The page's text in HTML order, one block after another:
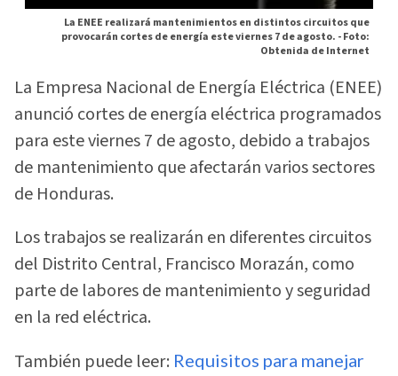
La ENEE realizará mantenimientos en distintos circuitos que
provocarán cortes de energía este viernes 7 de agosto. -Foto:
Obtenida de Internet
La Empresa Nacional de Energía Eléctrica (ENEE)
anunció cortes de energía eléctrica programados
para este viernes 7 de agosto, debido a trabajos
de mantenimiento que afectarán varios sectores
de Honduras.
Los trabajos se realizarán en diferentes circuitos
del Distrito Central, Francisco Morazán, como
parte de labores de mantenimiento y seguridad
en la red eléctrica.
También puede leer: Requisitos para manejar